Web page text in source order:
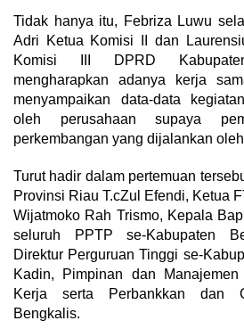
Tidak hanya itu, Febriza Luwu
Adri Ketua Komisi II dan
Komisi III DPRD
mengharapkan adanya kerja
menyampaikan data-data
oleh perusahaan supaya
perkembangan yang dijalankan
Turut hadir dalam pertemuan
Provinsi Riau T.cZul Efendi, Ketua
Wijatmoko Rah Trismo, Kepala
seluruh PPTP se-Kabupaten
Direktur Perguruan Tinggi se-
Kadin, Pimpinan dan
Kerja serta Perbankkan dan
Bengkalis.